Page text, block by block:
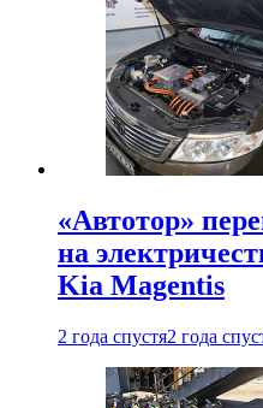
«Автотор»
на
Kia Magentis
2 года спустя2 года